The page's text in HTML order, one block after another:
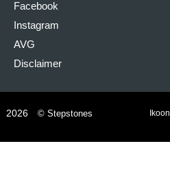
Facebook
Instagram
AVG
Disclaimer
2026 © Stepstones Ikoon